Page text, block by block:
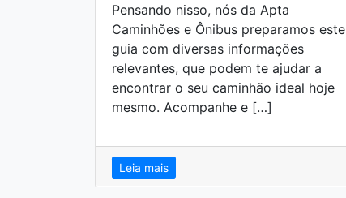
Pensando nisso, nós da Apta
Caminhões e Ônibus preparamos este
guia com diversas informações
relevantes, que podem te ajudar a
encontrar o seu caminhão ideal hoje
mesmo. Acompanhe e […]
Leia mais